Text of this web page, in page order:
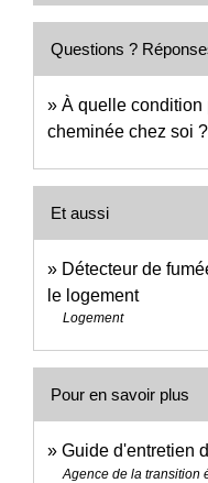
Questions ?
À quelle condition
cheminée chez soi ?
Et aussi
Détecteur de
le logement
Logement
Pour en savoir plus
Guide d'entretien
Agence de la transition